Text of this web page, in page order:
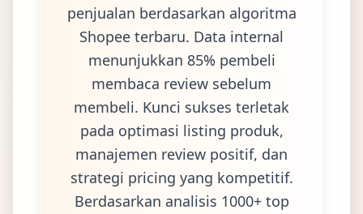
penjualan berdasarkan algoritma
Shopee terbaru. Data internal
menunjukkan 85% pembeli
membaca review sebelum
membeli. Kunci sukses terletak
pada optimasi listing produk,
manajemen review positif, dan
strategi pricing yang kompetitif.
Berdasarkan analisis 1000+ top